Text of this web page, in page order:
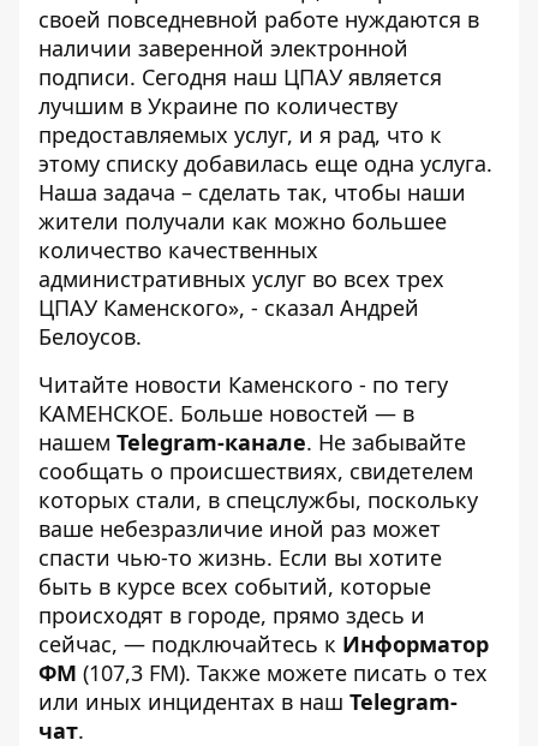
своей повседневной работе нуждаются в
наличии заверенной электронной
подписи. Сегодня наш ЦПАУ является
лучшим в Украине по количеству
предоставляемых услуг, и я рад, что к
этому списку добавилась еще одна услуга.
Наша задача – сделать так, чтобы наши
жители получали как можно большее
количество качественных
административных услуг во всех трех
ЦПАУ Каменского», - сказал Андрей
Белоусов.
Читайте новости Каменского - по тегу
КАМЕНСКОЕ. Больше новостей — в
нашем Telegram-канале. Не забывайте
сообщать о происшествиях, свидетелем
которых стали, в спецслужбы, поскольку
ваше небезразличие иной раз может
спасти чью-то жизнь. Если вы хотите
быть в курсе всех событий, которые
происходят в городе, прямо здесь и
сейчас, — подключайтесь к Информатор
ФМ (107,3 FM). Также можете писать о тех
или иных инцидентах в наш Telegram-
чат.